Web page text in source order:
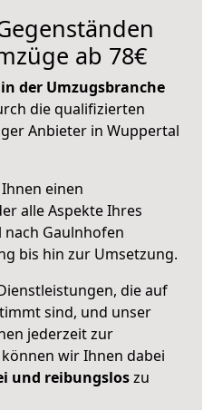
ab 78€
der Umzugsbranche
die qualifizierten
Anbieter in Wuppertal
einen
alle Aspekte Ihres
Gaulnhofen
bis hin zur Umsetzung.
die auf
sind, und unser
jederzeit zur
wir Ihnen dabei
und reibungsloszu